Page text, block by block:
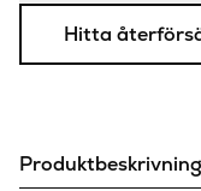
Hitta
Produktbeskrivning